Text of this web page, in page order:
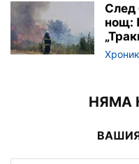
След
нощ:
НЯМА